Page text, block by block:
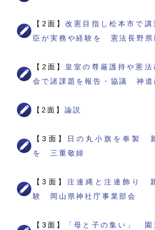
【2面】改憲目指し松本市で
臣が実務や経験を 憲法長野県
【2面】 皇室の尊厳護持や憲
会で諸課題を報告・協議 神道
【2面】 論説
【3面】
日の丸小旗を奉製
を 三重敬婦
【3面】 注連縄と注連飾り
験 岡山県神社庁事業部会
【3面】
「母と子の集い」